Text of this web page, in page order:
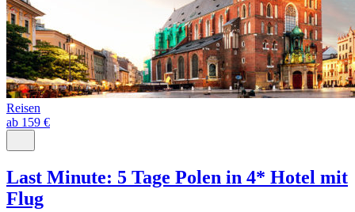
Reisen
ab 159 €
Last Minute: 5 Tage Polen in 4* Hotel mit
Flug